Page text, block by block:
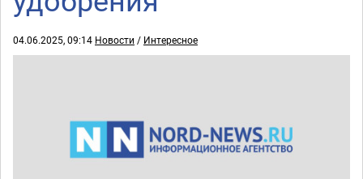
04.06.2025, 09:14 Новости / Интересное